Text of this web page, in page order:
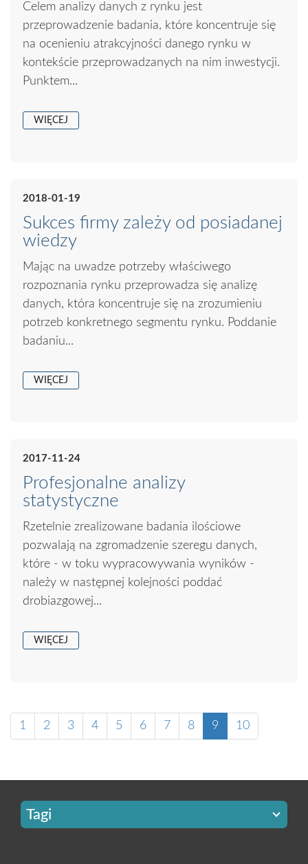
Celem analizy danych z rynku jest
przeprowadzenie badania, które koncentruje się
na ocenieniu atrakcyjności danego rynku w
kontekście przeprowadzanych na nim inwestycji.
Punktem...
WIĘCEJ
2018-01-19
Sukces firmy zależy od posiadanej
wiedzy
Mając na uwadze potrzeby właściwego
rozpoznania rynku przeprowadza się analizę
danych, która koncentruje się na zrozumieniu
potrzeb konkretnego segmentu rynku. Poddanie
badaniu...
WIĘCEJ
2017-11-24
Profesjonalne analizy
statystyczne
Rzetelnie zrealizowane badania ilościowe
pozwalają na zgromadzenie szeregu danych,
które - w toku wypracowywania wyników -
należy w następnej kolejności poddać
drobiazgowej...
WIĘCEJ
1 2 3 4 5 6 7 8 9 10
Tagi